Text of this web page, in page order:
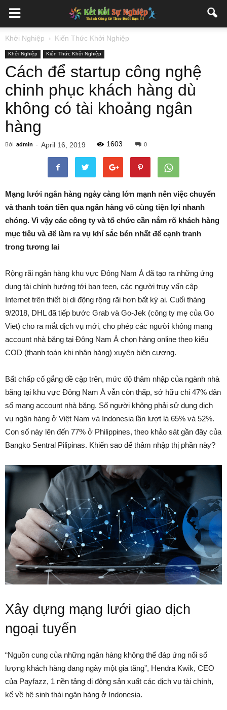
Khởi Nghiệp Kiến Thức Khởi Nghiệp
Khởi Nghiệp Kiến Thức Khởi Nghiệp
Cách để startup công nghệ
chinh phục khách hàng dù
không có tài khoảng ngân
hàng
Bởi admin - April 16, 2019 1603 0
Mạng lưới ngân hàng ngày càng lớn mạnh nên việc chuyển
và thanh toán tiền qua ngân hàng vô cùng tiện lợi nhanh
chóng. Vì vậy các công ty và tổ chức cần nắm rõ khách hàng
mục tiêu và để làm ra vụ khí sắc bén nhất để cạnh tranh
trong tương lai
Rộng rãi ngân hàng khu vực Đông Nam Á đã tạo ra những ứng
dụng tài chính hướng tới bạn teen, các người truy vấn cập
Internet trên thiết bị di động rộng rãi hơn bất kỳ ai. Cuối tháng
9/2018, DHL đã tiếp bước Grab và Go-Jek (công ty mẹ của Go
Viet) cho ra mắt dịch vụ mới, cho phép các người không mang
account nhà băng tại Đông Nam Á chọn hàng online theo kiểu
COD (thanh toán khi nhận hàng) xuyên biên cương.
Bất chấp cố gắng đề cập trên, mức độ thâm nhập của ngành nhà
băng tại khu vực Đông Nam Á vẫn còn thấp, sở hữu chỉ 47% dân
số mang account nhà băng. Số người không phải sử dụng dịch
vụ ngân hàng ở Việt Nam và Indonesia lần lượt là 65% và 52%.
Con số này lên đến 77% ở Philippines, theo khảo sát gần đây của
Bangko Sentral Pilipinas. Khiến sao để thâm nhập thị phần này?
Xây dựng mạng lưới giao dịch
ngoại tuyến
“Nguồn cung của những ngân hàng không thể đáp ứng nổi số
lượng khách hàng đang ngày một gia tăng”, Hendra Kwik, CEO
của Payfazz, 1 nền tảng di động sản xuất các dịch vụ tài chính,
kể về hệ sinh thái ngân hàng ở Indonesia.